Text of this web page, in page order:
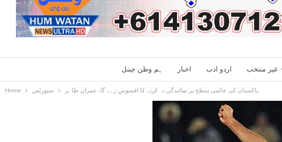
ہم وطن چینل اخبار اردو ادب غیر منتخب
Home سپورٹس پاکستان کی عالمی سطح پر نمائندگی نہ کرنے کا افسوس رہے گا، عمران طاہر